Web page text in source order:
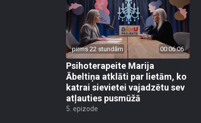
pirms 22 stundām 00:06:06
Psihoterapeite Marija
Ābeltiņa atklāti par lietām, ko
katrai sievietei vajadzētu sev
atļauties pusmūžā
5. epizode